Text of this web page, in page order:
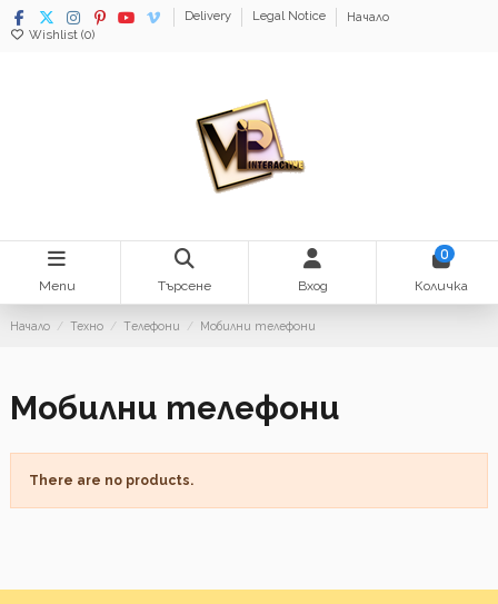
Delivery Legal Notice
Начало
Wishlist (0)
Menu Търсене Вход
0
Количка
Начало Техно Tелефони Мобилни телефони
Мобилни телефони
There are no products.